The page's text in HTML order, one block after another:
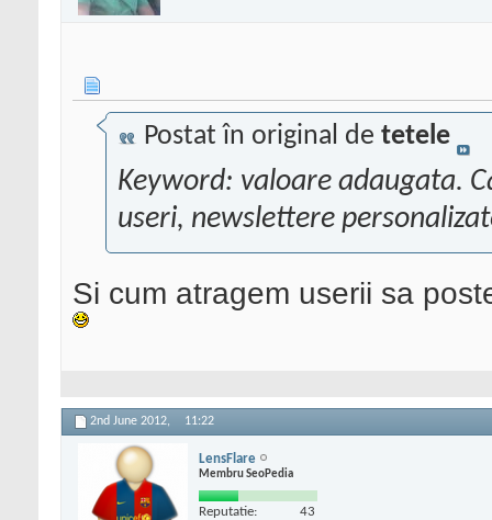
Postat în original de tetele
Keyword: valoare adaugata.
useri, newslettere
Si cum atragem userii sa
2nd June 2012, 11:22
LensFlare
Membru SeoPedia
Reputatie: 43